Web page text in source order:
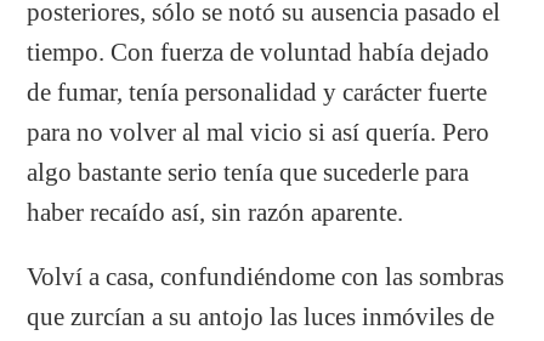
posteriores, sólo se notó su ausencia pasado el
tiempo. Con fuerza de voluntad había dejado
de fumar, tenía personalidad y carácter fuerte
para no volver al mal vicio si así quería. Pero
algo bastante serio tenía que sucederle para
haber recaído así, sin razón aparente.
Volví a casa, confundiéndome con las sombras
que zurcían a su antojo las luces inmóviles de